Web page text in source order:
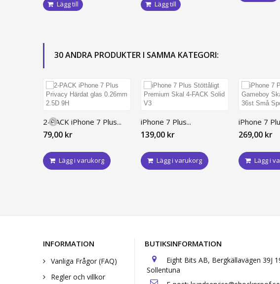
Lägg till Lägg till
30 ANDRA PRODUKTER I SAMMA KATEGORI:
2-PACK iPhone 7 Plus...
79,00 kr
Lägg i varukorg
iPhone 7 Plus...
139,00 kr
Lägg i varukorg
iPhone 7
269,00 kr
Lägg i
INFORMATION
Vanliga Frågor (FAQ)
Regler och villkor
BUTIKSINFORMATION
Eight Bits AB, Bergkällavägen 39J
Sollentuna